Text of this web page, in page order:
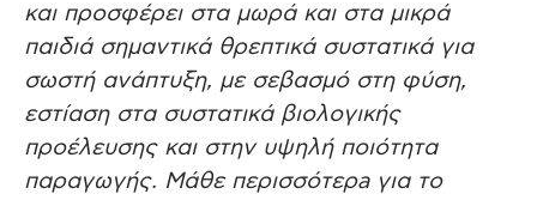
και προσφέρει στα μωρά και στα μικρά
παιδιά σημαντικά θρεπτικά συστατικά για
σωστή ανάπτυξη, με σεβασμό στη φύση,
εστίαση στα συστατικά βιολογικής
προέλευσης και στην υψηλή ποιότητα
παραγωγής. Μάθε περισσότερaγια το